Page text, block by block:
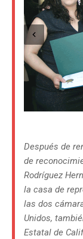
Después de
de
Rodríguez
la casa de
las dos
Unidos,
Estatal de